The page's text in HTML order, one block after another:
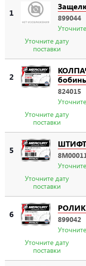
1
899044
Уточните дату
поставки
2
824015
Уточните дату
поставки
5
ШТИФТ
Уточните дату
поставки
6
РОЛИК
899042
Уточните дату
поставки